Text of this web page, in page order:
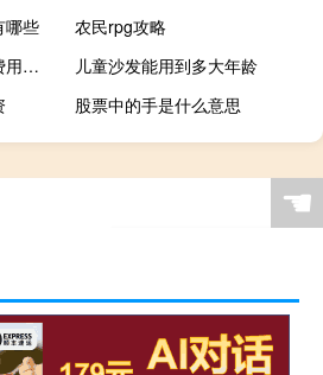
哪些
农民rpg攻略
销售费用管理费用财务费用的区别
儿童沙发能用到多大年龄
股票中的手是什么意思
☚